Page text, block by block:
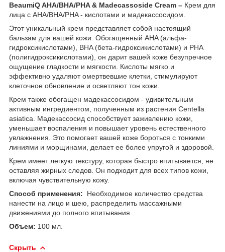
BeaumiQ AHA/BHA/PHA & Madecassoside Cream – Крем для
лица с AHA/BHA/PHA - кислотами и мадекассосидом.
Этот уникальный крем представляет собой настоящий
бальзам для вашей кожи. Обогащенный AHA (альфа-
гидроксикислотами), BHA (бета-гидроксикислотами) и PHA
(полигидроксикислотами), он дарит вашей коже безупречное
ощущение гладкости и мягкости. Кислоты мягко и
эффективно удаляют омертвевшие клетки, стимулируют
клеточное обновление и осветляют тон кожи.
Крем также обогащен мадекассосидом - удивительным
активным ингредиентом, полученным из растения Centella
asiatica. Мадекассосид способствует заживлению кожи,
уменьшает воспаления и повышает уровень естественного
увлажнения. Это помогает вашей коже бороться с тонкими
линиями и морщинами, делает ее более упругой и здоровой.
Крем имеет легкую текстуру, которая быстро впитывается, не
оставляя жирных следов. Он подходит для всех типов кожи,
включая чувствительную кожу.
Способ применения: Необходимое количество средства
нанести на лицо и шею, распределить массажными
движениями до полного впитывания.
Объем: 100 мл.
Скрыть